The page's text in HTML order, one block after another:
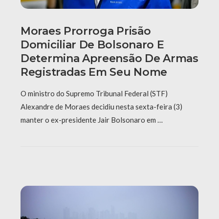
Moraes Prorroga Prisão
Domiciliar De Bolsonaro E
Determina Apreensão De Armas
Registradas Em Seu Nome
O ministro do Supremo Tribunal Federal (STF)
Alexandre de Moraes decidiu nesta sexta-feira (3)
manter o ex-presidente Jair Bolsonaro em …